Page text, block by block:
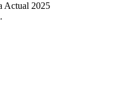
Actual 2025
.